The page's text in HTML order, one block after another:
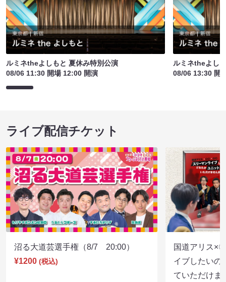
ルミネtheよしもと 夏休み特別公演
08/06 11:30 開場 12:00 開演
ルミネtheよし
08/06 13:30 開
ライブ配信チケット
沼る大道芸選手権（8/7 20:00）
¥1200 (税込)
国道アリス×
イブしたいの
ていただけ